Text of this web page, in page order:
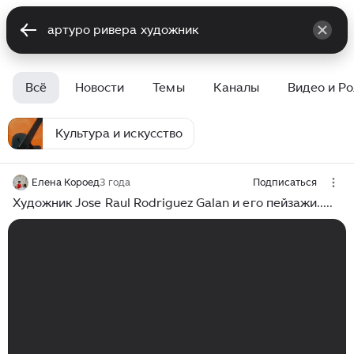
Всё Новости Темы Каналы Видео и
Культура и искусство
Елена Короед3 года Подписаться
Художник Jose Raul Rodriguez Galan и его пейзажи.....